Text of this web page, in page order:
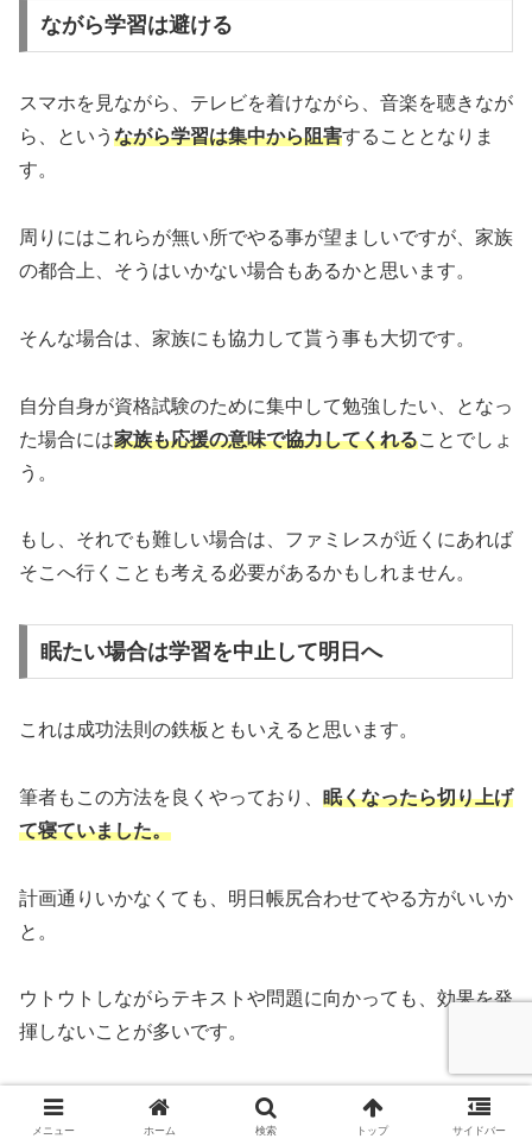
ながら学習は避ける
スマホを見ながら、テレビを着けながら、音楽を聴きなが
ら、という ながら学習は集中から阻害することとなりま
す。
周りにはこれらが無い所でやる事が望ましいですが、家族
の都合上、そうはいかない場合もあるかと思います。
そんな場合は、家族にも協力して貰う事も大切です。
自分自身が資格試験のために集中して勉強したい、となっ
た場合には家族も応援の意味で協力してくれることでしょ
う。
もし、それでも難しい場合は、ファミレスが近くにあれば
そこへ行くことも考える必要があるかもしれません。
眠たい場合は学習を中止して明日へ
これは成功法則の鉄板ともいえると思います。
筆者もこの方法を良くやっており、 眠くなったら切り上げ
て寝ていました。
計画通りいかなくても、明日帳尻合わせてやる方がいいか
と。
ウトウトしながらテキストや問題に向かっても、効果を発
揮しないことが多いです。
「眠いので今日はもう寝る」
メニュー ホーム 検索 トップ サイドバー